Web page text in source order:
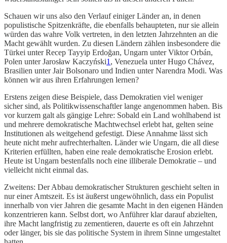
Schauen wir uns also den Verlauf einiger Länder an, in denen
populistische Spitzenkräfte, die ebenfalls behaupteten, nur sie allein
würden das wahre Volk vertreten, in den letzten Jahrzehnten an die
Macht gewählt wurden. Zu diesen Ländern zählen insbesondere die
Türkei unter Recep Tayyip Erdoğan, Ungarn unter Viktor Orbán,
Polen unter Jarosław Kaczyński1 , Venezuela unter Hugo Chávez,
Brasilien unter Jair Bolsonaro und Indien unter Narendra Modi. Was
können wir aus ihren Erfahrungen lernen?
Erstens zeigen diese Beispiele, dass Demokratien viel weniger
sicher sind, als Politikwissenschaftler lange angenommen haben. Bis
vor kurzem galt als gängige Lehre: Sobald ein Land wohlhabend ist
und mehrere demokratische Machtwechsel erlebt hat, gelten seine
Institutionen als weitgehend gefestigt. Diese Annahme lässt sich
heute nicht mehr aufrechterhalten. Länder wie Ungarn, die all diese
Kriterien erfüllten, haben eine reale demokratische Erosion erlebt.
Heute ist Ungarn bestenfalls noch eine illiberale Demokratie – und
vielleicht nicht einmal das.
Zweitens: Der Abbau demokratischer Strukturen geschieht selten in
nur einer Amtszeit. Es ist äußerst ungewöhnlich, dass ein Populist
innerhalb von vier Jahren die gesamte Macht in den eigenen Händen
konzentrieren kann. Selbst dort, wo Anführer klar darauf abzielten,
ihre Macht langfristig zu zementieren, dauerte es oft ein Jahrzehnt
oder länger, bis sie das politische System in ihrem Sinne umgestaltet